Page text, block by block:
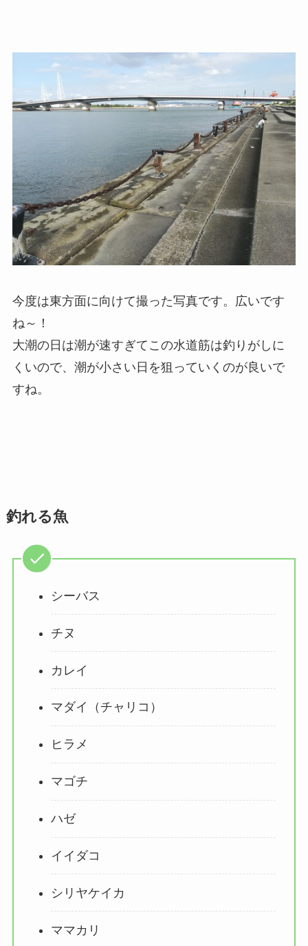
今度は東方面に向けて撮った写真です。広いです
ね～！
大潮の日は潮が速すぎてこの水道筋は釣りがしに
くいので、潮が小さい日を狙っていくのが良いで
すね。
釣れる魚
シーバス
チヌ
カレイ
マダイ（チャリコ）
ヒラメ
マゴチ
ハゼ
イイダコ
シリヤケイカ
ママカリ